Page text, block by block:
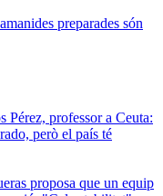
preparades són
Pérez, professor a Ceuta:
però el país té
proposa que un equip